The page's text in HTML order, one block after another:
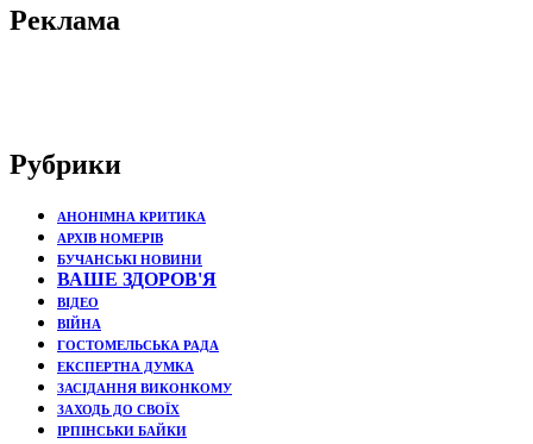
Реклама
Рубрики
АНОНІМНА КРИТИКА
АРХІВ НОМЕРІВ
БУЧАНСЬКІ НОВИНИ
ВАШЕ ЗДОРОВ'Я
ВІДЕО
ВІЙНА
ГОСТОМЕЛЬСЬКА РАДА
ЕКСПЕРТНА ДУМКА
ЗАСІДАННЯ ВИКОНКОМУ
ЗАХОДЬ ДО СВОЇХ
ІРПІНСЬКИ БАЙКИ